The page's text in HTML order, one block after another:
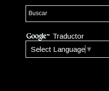
Traductor
Select Language ▼